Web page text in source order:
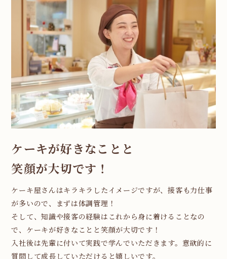
ケーキが好きなことと
笑顔が大切です！
ケーキ屋さんはキラキラしたイメージですが、接客も力仕事
が多いので、まずは体調管理！
そして、知識や接客の経験はこれから身に着けることなの
で、ケーキが好きなことと笑顔が大切です！
入社後は先輩に付いて実践で学んでいただきます。意欲的に
質問して成長していただけると嬉しいです。